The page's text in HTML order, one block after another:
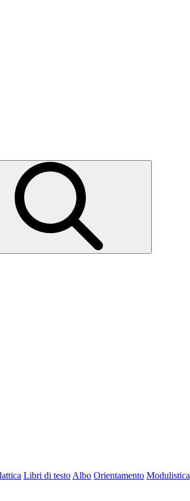
Libri di testo Albo Orientamento Modulistica